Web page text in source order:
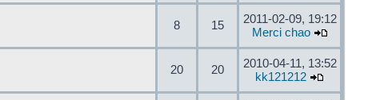
8 15
2011-02-09, 19:12
Merci chao
20 20
2010-04-11, 13:52
kk121212